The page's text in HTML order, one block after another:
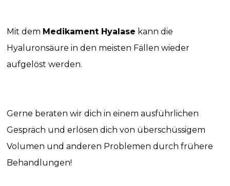
Mit dem Medikament Hyalase kann die
Hyaluronsäure in den meisten Fällen wieder
aufgelöst werden.
Gerne beraten wir dich in einem ausführlichen
Gespräch und erlösen dich von überschüssigem
Volumen und anderen Problemen durch frühere
Behandlungen!